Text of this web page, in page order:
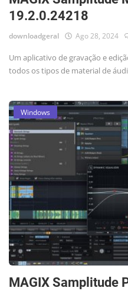
19.2.0.24218
downloadgeral Ago 28, 2024
Um aplicativo de gravação e
todos os tipos de material de
Windows
MAGIX Samplitude